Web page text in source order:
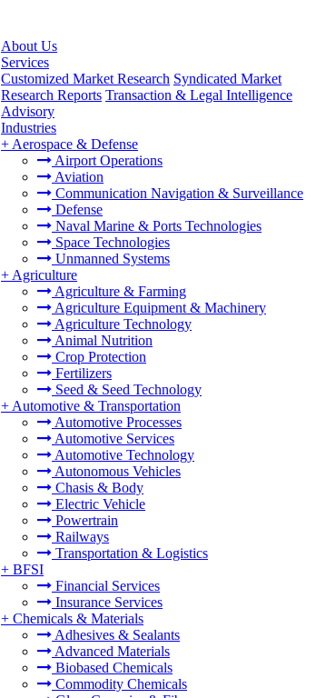
About Us
Services
Customized Market Research Syndicated Market
Research Reports Transaction & Legal Intelligence
Advisory
Industries
+ Aerospace & Defense
Airport Operations
Aviation
Communication Navigation & Surveillance
Defense
Naval Marine & Ports Technologies
Space Technologies
Unmanned Systems
+ Agriculture
Agriculture & Farming
Agriculture Equipment & Machinery
Agriculture Technology
Animal Nutrition
Crop Protection
Fertilizers
Seed & Seed Technology
+ Automotive & Transportation
Automotive Processes
Automotive Services
Automotive Technology
Autonomous Vehicles
Chasis & Body
Electric Vehicle
Powertrain
Railways
Transportation & Logistics
+ BFSI
Financial Services
Insurance Services
+ Chemicals & Materials
Adhesives & Sealants
Advanced Materials
Biobased Chemicals
Commodity Chemicals